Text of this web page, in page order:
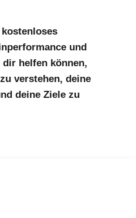
und
helfen können,
verstehen, deine
deine Ziele zu